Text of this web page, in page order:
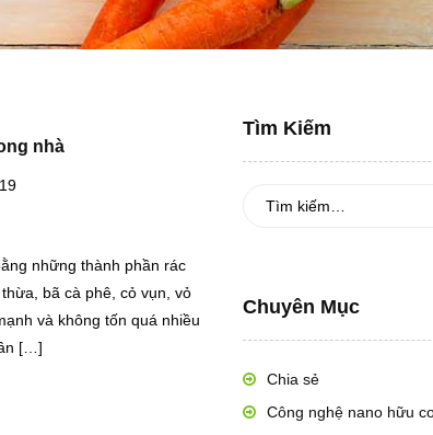
nhà
những thành phần rác
bã cà phê, cỏ vụn, vỏ
và không tốn quá nhiều
[…]
Tìm Kiếm
Chuyên Mục
Chia sẻ
Công nghệ nano hữu